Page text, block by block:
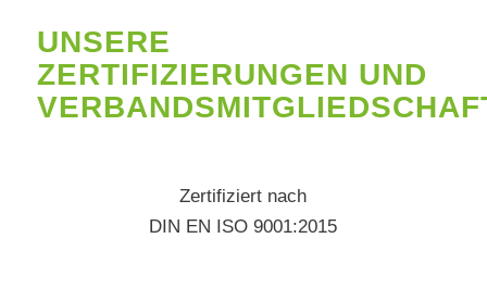
UNSERE
ZERTIFIZIERUNGEN UND
Zertifiziert nach
DIN EN ISO 9001:2015